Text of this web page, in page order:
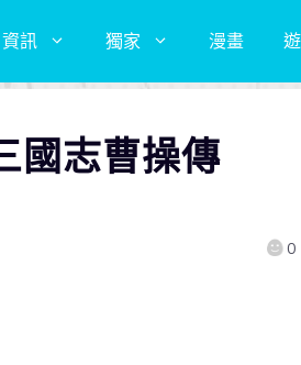
資訊 獨家 漫畫
國志曹操傳
0